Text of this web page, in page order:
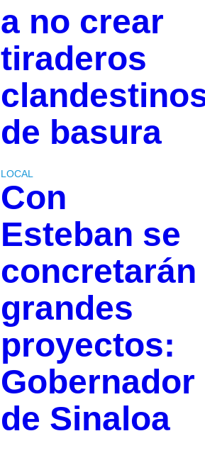
a no crear
tiraderos
de basura
LOCAL
Con
Esteban se
concretarán
grandes
proyectos:
Gobernador
de Sinaloa